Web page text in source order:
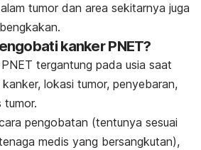
tumor dan area sekitarnya juga
kanker PNET?
tergantung pada usia saat
lokasi tumor, penyebaran,
pengobatan (tentunya sesuai
medis yang bersangkutan),